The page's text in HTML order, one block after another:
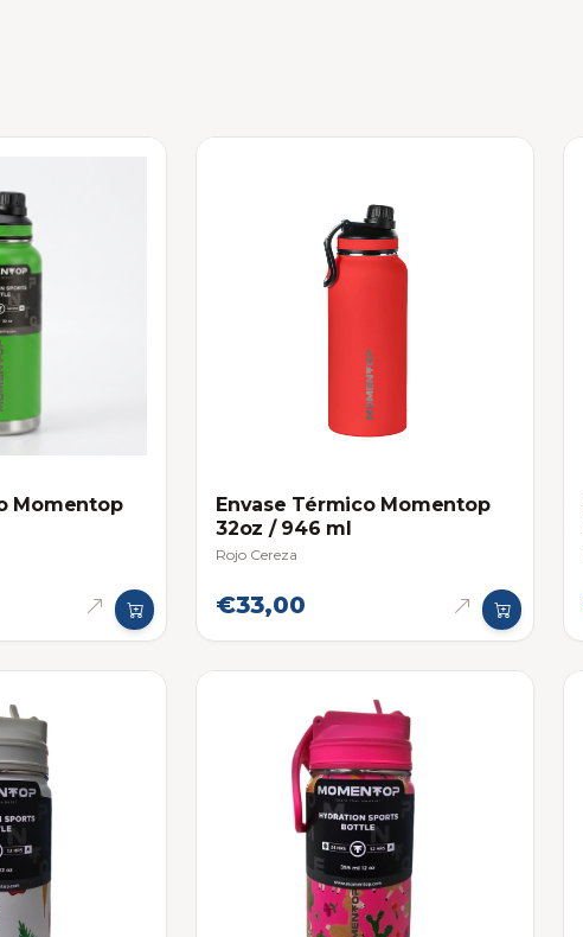
Momentop
Envase Térmico Momentop
32oz / 946 ml
Rojo Cereza
€33,00